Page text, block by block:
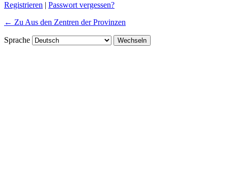
Registrieren | Passwort vergessen?
← Zu Aus den Zentren der Provinzen
Sprache